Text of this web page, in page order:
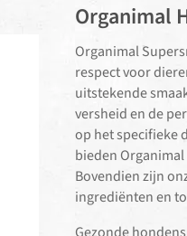
Organimal
Organimal
respect voor
uitstekende
versheid en de
op het specifieke
bieden
Bovendien zijn
ingrediënten en